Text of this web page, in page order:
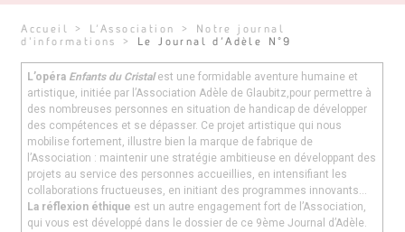
Accueil > L’Association > Notre journal
d'informations
> Le Journal d’Adèle N°9
L’opéra Enfants du Cristal est une formidable aventure humaine et
artistique, initiée par l’Association Adèle de Glaubitz,pour permettre à
des nombreuses personnes en situation de handicap de développer
des compétences et se dépasser. Ce projet artistique qui nous
mobilise fortement, illustre bien la marque de fabrique de
l’Association : maintenir une stratégie ambitieuse en développant des
projets au service des personnes accueillies, en intensifiant les
collaborations fructueuses, en initiant des programmes innovants…
La réflexion éthique est un autre engagement fort de l’Association,
qui vous est développé dans le dossier de ce 9ème Journal d’Adèle.